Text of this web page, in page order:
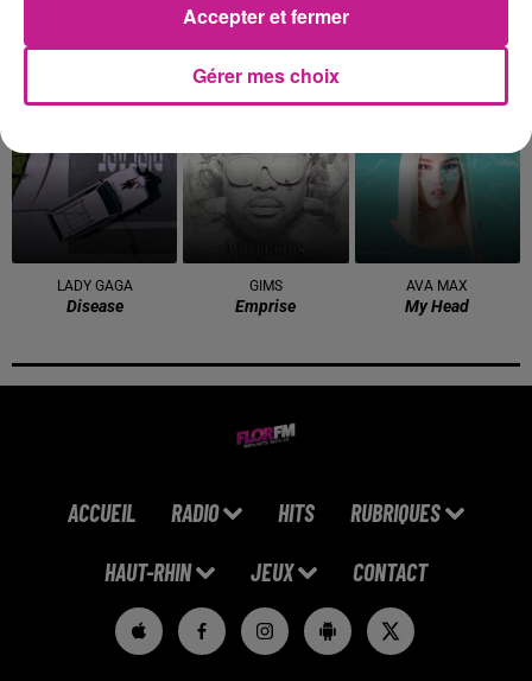
Fais Gaffe A Toi
LADY GAGA
Disease
GIMS
Emprise
AVA MAX
My Head
ACCUEIL RADIO HITS RUBRIQUES
HAUT-RHIN JEUX CONTACT
Gérer mes choix
Accepter et fermer